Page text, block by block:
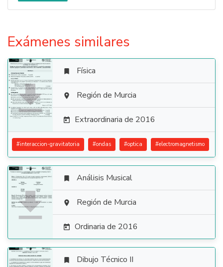
Exámenes similares

 Física
 Región de Murcia
 Extraordinaria de 2016
#interaccion-gravitatoria #ondas #optica #electromagnetismo

 Análisis Musical
 Región de Murcia
 Ordinaria de 2016
 Dibujo Técnico II